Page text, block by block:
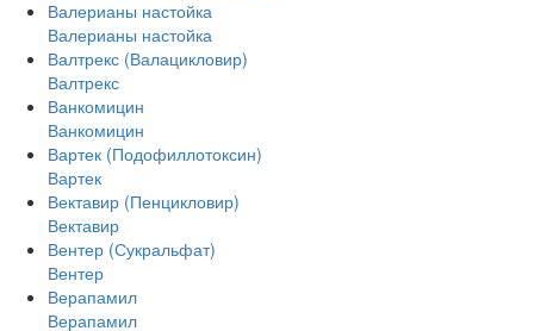
Валерианы настойка
Валерианы настойка
Валтрекс (Валацикловир)
Валтрекс
Ванкомицин
Ванкомицин
Вартек (Подофиллотоксин)
Вартек
Вектавир (Пенцикловир)
Вектавир
Вентер (Сукральфат)
Вентер
Верапамил
Верапамил